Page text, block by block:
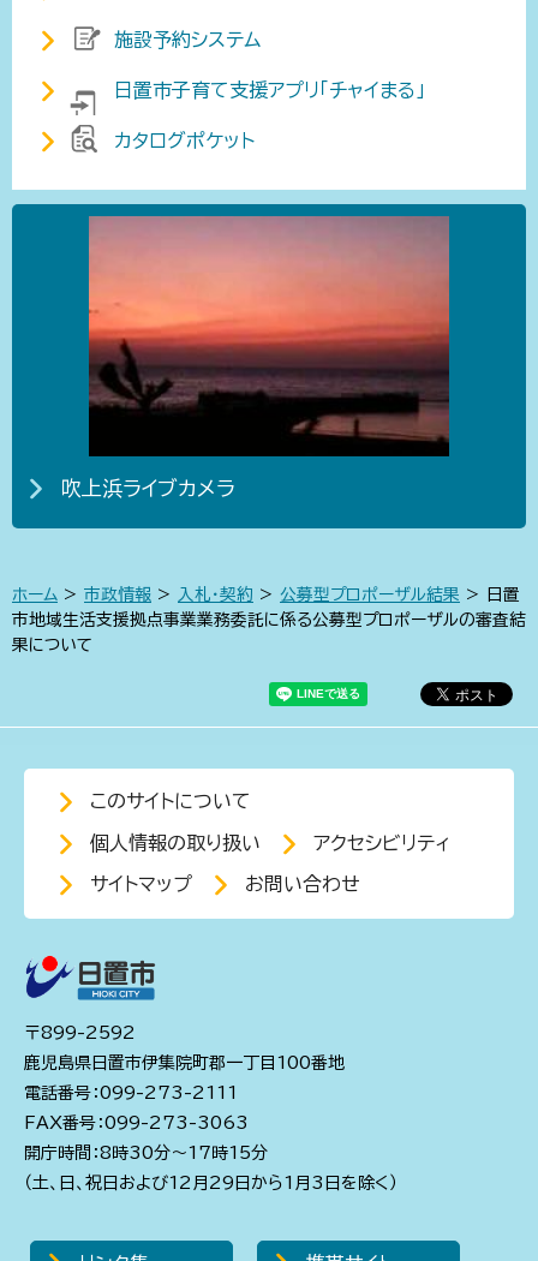
施設予約システム
日置市子育て支援アプリ「チャイまる」
カタログポケット
吹上浜ライブカメラ
ホーム > 市政情報 > 入札・契約 > 公募型プロポーザル結果 > 日置
市地域生活支援拠点事業業務委託に係る公募型プロポーザルの審査結
果について
このサイトについて
個人情報の取り扱い アクセシビリティ
サイトマップ お問い合わせ
〒899-2592
鹿児島県日置市伊集院町郡一丁目100番地
電話番号：099-273-2111
FAX番号：099-273-3063
開庁時間：8時30分～17時15分
（土、日、祝日および12月29日から1月3日を除く）